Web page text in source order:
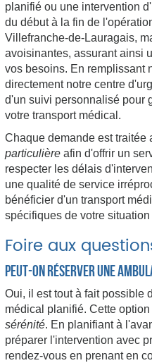
planifié ou une intervention
du début à la fin de
Villefranche-de-Lauragais,
avoisinantes, assurant ainsi
vos besoins. En remplissant
directement notre centre
d'un suivi personnalisé pour
votre transport médical.
Chaque demande est traitée
particulièreafin d'offrir un
respecter les délais
une qualité de service
bénéficier d'un transport
spécifiques de votre
Foire aux
Peut-on réserver une
Oui, il est tout à fait possible
médical planifié. Cette
sérénité. En planifiant à
préparer l'intervention avec
rendez-vous en prenant en